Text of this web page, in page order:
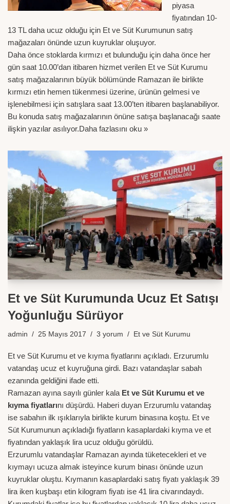
piyasa
fiyatından 10-
13 TL daha ucuz olduğu için Et ve Süt Kurumunun satış
mağazaları önünde uzun kuyruklar oluşuyor.
Daha önce stoklarda kırmızı et bulunduğu için daha önce her
gün saat 10.00’dan itibaren hizmet verilen Et ve Süt Kurumu
satış mağazalarının büyük bölümünde Ramazan ile birlikte
kırmızı etin hemen tükenmesi üzerine, ürünün gelmesi ve
işlenebilmesi için satışlara saat 13.00’ten itibaren başlanabiliyor.
Bu konuda satış mağazalarının önüne satışa başlanacağı saate
ilişkin yazılar asılıyor.Daha fazlasını oku »
Et ve Süt Kurumunda Ucuz Et Satışı
Yoğunluğu Sürüyor
admin 25 Mayıs 2017 3 yorum Et ve Süt Kurumu
Et ve Süt Kurumu et ve kıyma fiyatlarını açıkladı. Erzurumlu
vatandaş ucuz et kuyruğuna girdi. Bazı vatandaşlar sabah
ezanında geldiğini ifade etti.
Ramazan ayına sayılı günler kala Et ve Süt Kurumu et ve
kıyma fiyatlarını düşürdü. Haberi duyan Erzurumlu vatandaş
ise sabahın ilk ışıklarıyla birlikte kurum binasına koştu. Et ve
Süt Kurumunun açıkladığı fiyatların kasaplardaki kıyma ve et
fiyatından yaklaşık lira ucuz olduğu görüldü.
Erzurumlu vatandaşlar Ramazan ayında tüketecekleri et ve
kıymayı ucuza almak isteyince kurum binası önünde uzun
kuyruklar oluştu. Kıymanın kasaplardaki satış fiyatı yaklaşık 39
lira iken kuşbaşı etin kilogram fiyatı ise 41 lira civarındaydı.